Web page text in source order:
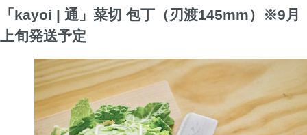
「kayoi | 通」菜切 包丁（刃渡145mm）※9月
上旬発送予定